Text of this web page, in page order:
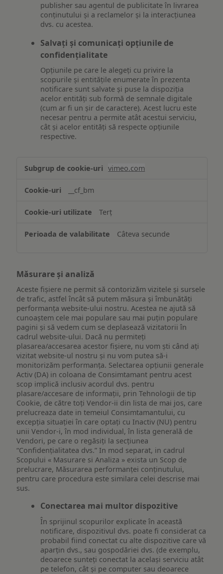
publisher sau agentul de publicitate în livrarea
conținutului și a reclamelor și la interacțiunea
dvs. cu acestea.
Salvați și comunicați opțiunile de
confidențialitate
Opțiunile pe care le alegeți cu privire la
scopurile și entitățile enumerate în prezenta
notificare sunt salvate și puse la dispoziția
acelor entități sub formă de semnale digitale
(cum ar fi un șir de caractere). Acest lucru este
necesar pentru a permite atât acestui serviciu,
cât și acelor entități să respecte opțiunile
respective.
Asigurarea
funcționalităților
website-
ului
vimeo.com
__cf_bm
Terț
Câteva secunde
Măsurare și analiză
Aceste fișiere ne permit să contorizăm vizitele și sursele
de trafic, astfel încât să putem măsura și îmbunătăți
performanța website-ului nostru. Acestea ne ajută să
cunoaștem cele mai populare sau mai puțin populare
pagini și să vedem cum se deplasează vizitatorii în
cadrul website-ului. Dacă nu permiteți
plasarea/accesarea acestor fișiere, nu vom ști când ați
vizitat website-ul nostru și nu vom putea să-i
monitorizăm performanța. Selectarea opțiunii generale
Activ (DA) in coloana de Consimtamant pentru acest
scop implică inclusiv acordul dvs. pentru
plasare/accesare de informații, prin Tehnologii de tip
Cookie, de către toți Vendor-ii din lista de mai jos, care
prelucreaza date in temeiul Consimtamantului, cu
excepția situației în care optați cu Inactiv (NU) pentru
unii Vendor-i, în mod individual, în lista generală de
Vendori, pe care o regăsiți la secțiunea
“Confidențialitatea dvs.” In mod separat, in cadrul
Scopului « Masurare si Analiza » exista un Scop de
prelucrare, Măsurarea performanței conținutului,
pentru care procedura este similara celei descrise mai
sus.
Conectarea mai multor dispozitive
În sprijinul scopurilor explicate în această
notificare, dispozitivul dvs. poate fi considerat ca
probabil fiind conectat cu alte dispozitive care vă
aparțin dvs., sau gospodăriei dvs. (de exemplu,
deoarece sunteți conectat la același serviciu atât
pe telefon, cât și pe computer sau deoarece